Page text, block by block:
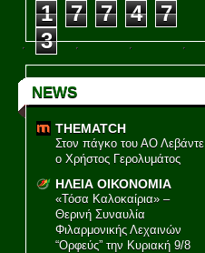
1 7 7 4
7
3
NEWS
THEMATCH
Στον πάγκο του ΑΟ Λεβάντε
ο Χρήστος Γερολυμάτος
ΗΛΕΙΑ ΟΙΚΟΝΟΜΙΑ
«Τόσα Καλοκαίρια» –
Θερινή Συναυλία
Φιλαρμονικής Λεχαινών
“Ορφεύς” την Κυριακή 9/8